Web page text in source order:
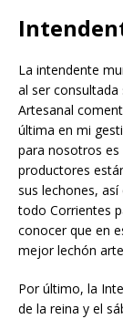
La intendente
al ser consultada
Artesanal
última en mi
para nosotros es
productores
sus lechones,
todo Corrientes
conocer que en
mejor lechón
Por último, la
de la reina y el